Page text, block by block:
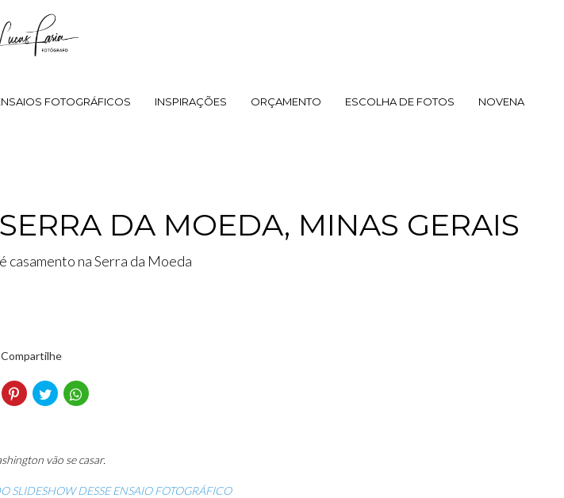
FOTOGRÁFICOS INSPIRAÇÕES ORÇAMENTO ESCOLHA DE FOTOS NOVENA
DA MOEDA, MINAS GERAIS
casamento na Serra da Moeda
Compartilhe
vão se casar.
SLIDESHOW DESSE ENSAIO FOTOGRÁFICO